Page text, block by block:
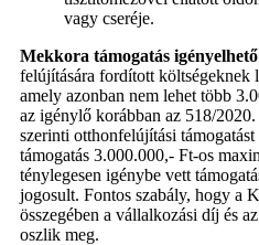
vagy cseréje.
Mekkora támogatás igényelhető
felújítására fordított költségeknek
amely azonban nem lehet több
az igénylő korábban az 518/
szerinti otthonfelújítási
támogatás 3.000.000,- Ft-os
ténylegesen igénybe vett
jogosult. Fontos szabály, hogy a
összegében a vállalkozási díj és
oszlik meg.